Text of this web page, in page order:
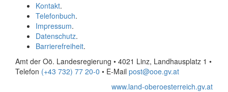
Kontakt.
Telefonbuch.
Impressum.
Datenschutz.
Barrierefreiheit.
Amt der Oö. Landesregierung • 4021 Linz, Landhausplatz 1 •
Telefon (+43 732) 77 20-0 • E-Mail post@ooe.gv.at
www.land-oberoesterreich.gv.at